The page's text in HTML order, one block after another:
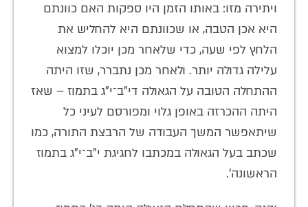
ויתירה מזו: באותו הזמן היו ספקות האם כוונתם
היא אכן הטבה, או שכוונתם היא להחליש את
הלחץ לפי שעה, כדי שלאחר מכן יוכלו למצוא
עלילה גדולה יותר. ולאחר מכן נתברר, שזו היתה
ההתחלה הטובה על הגאולה די"ב־י"ג בתמוז – שאז
היתה ההכרזה באופן גלוי ומפורסם לעיני כל
שיתאפשר המשך העבודה של הרבצת התורה, כמו
שכתב בעל הגאולה במכתבו לחגיגת י"ב־י"ג בתמוז
הראשונה'.